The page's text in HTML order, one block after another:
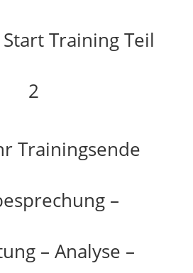
Training Teil
2
Trainingsende
–
– Analyse –